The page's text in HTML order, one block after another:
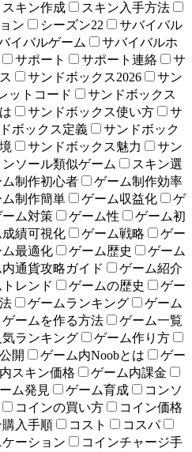
スキン作成
スキン入手方法
ン シーズン22
サバイバル
イバルゲーム
サバイバルホ
サポート サポート連絡
サ
サンドボックス2026
サン
ットコード
サンドボックス
サンドボックス使い方
サ
ボックス定義
サンドボック
サンドボックス魅力
サン
ンソール類似ゲーム
スキン選
制作初心者
ゲーム制作効率
制作簡単 ゲーム収益化
ゲ
ーム対策 ゲーム性
ゲーム初
績可視化 ゲーム戦略
ゲー
最適化 ゲーム歴史
ゲーム
通貨攻略ガイド
ゲーム紹介
レンド ゲームの歴史
ゲー
ゲームランキング
ゲーム
ゲームを作る方法
ゲーム一覧
ランキング
ゲーム作り方
開 ゲーム内Noobとは
ゲー
スキン価格
ゲーム内課金
ム発見 ゲーム育成
コンソ
コインの買い方
コイン価格
購入手順 コスト
コスパ
ーション コインチャージ手